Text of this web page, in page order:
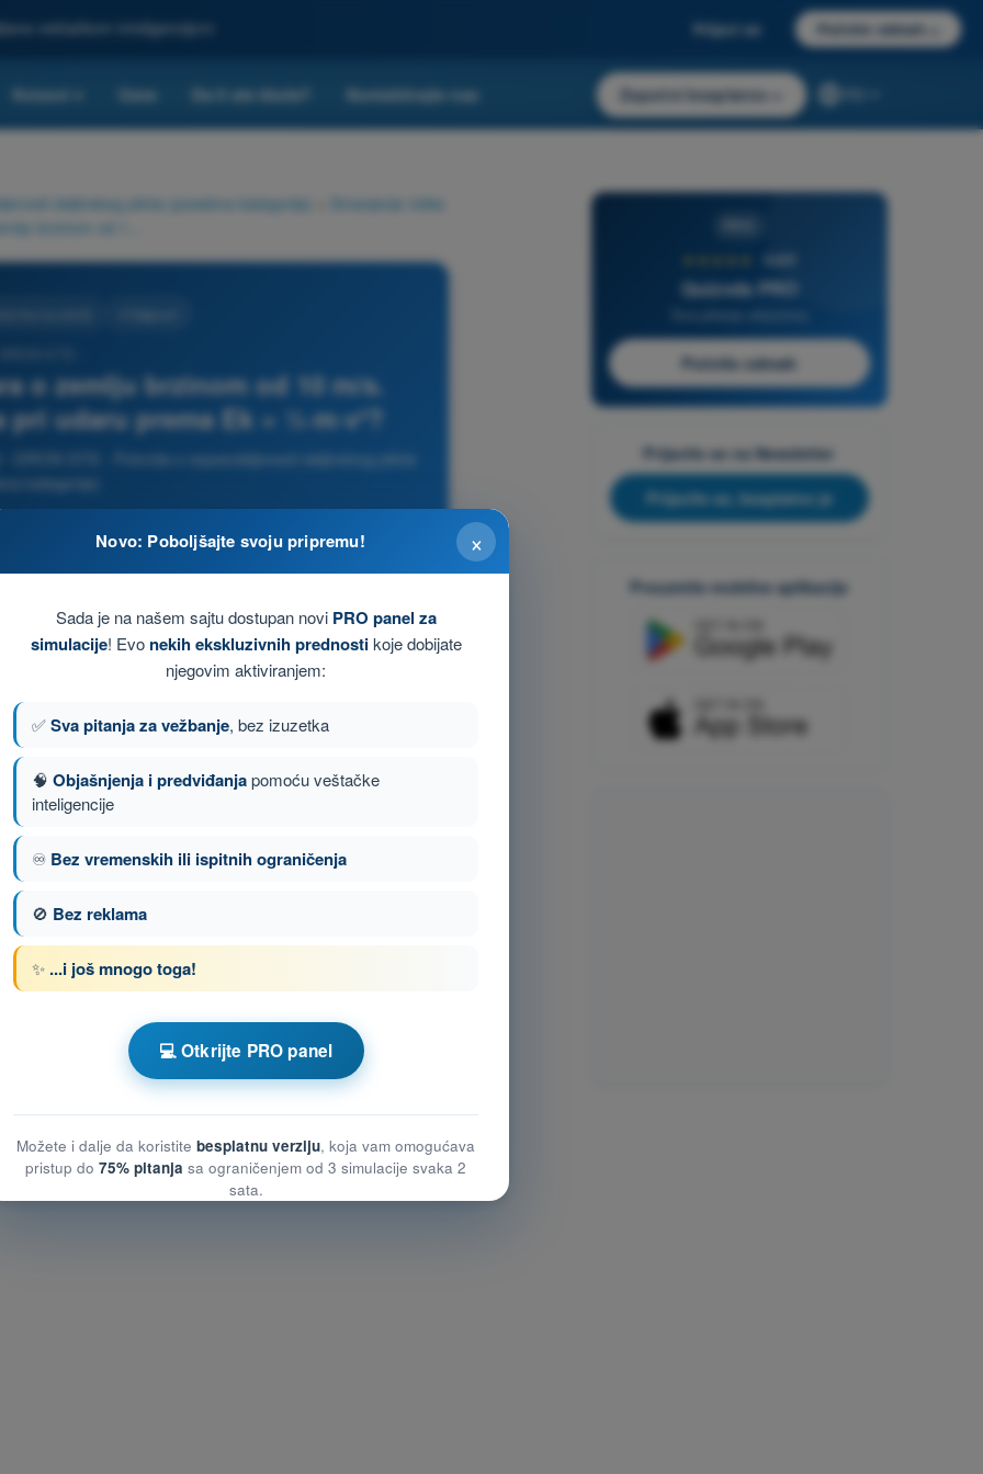
veštačkom inteligencijom Prijavi se Počnite odmah
Kvizovi Cene Da li ste škola? Kontaktirajte nas Započni besplatno
daljinskog pilota (posebna kategorija)
Smanjenje rizika
o zemlju brzinom od 10 m/s.
udaru prema Ek = ½·m·v²?
DRON STS - Potvrda o osposobljenosti daljinskog pilota
kategorija)
90 od 103 Sledeće pitanje
DRON STS - Potvrda o osposobljenosti
4,6/5
Quizvds PRO
Počnite odmah
Prijavite se na Newsletter
Prijavite se, besplatno je
Preuzmite mobilne aplikacije
×
Novo: Poboljšajte svoju pripremu!
Sada je na našem sajtu dostupan novi PRO panel za
simulacije! Evo nekih ekskluzivnih prednostikoje dobijate
njegovim aktiviranjem:
✅Sva pitanja za vežbanje, bez izuzetka
🧠 Objašnjenja i predviđanjapomoću veštačke
inteligencije
♾️ Bez vremenskih ili ispitnih ograničenja
🚫 Bez reklama
✨ ...i još mnogo toga!
💻 Otkrijte PRO panel
Možete i dalje da koristite besplatnu verziju, koja vam omogućava
pristup do 75% pitanja sa ograničenjem od 3 simulacije svaka 2
sata.